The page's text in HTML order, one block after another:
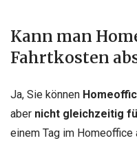
Kann man
Fahrtkosten
Ja, Sie können
aber nicht gleichzeitig
einem Tag im